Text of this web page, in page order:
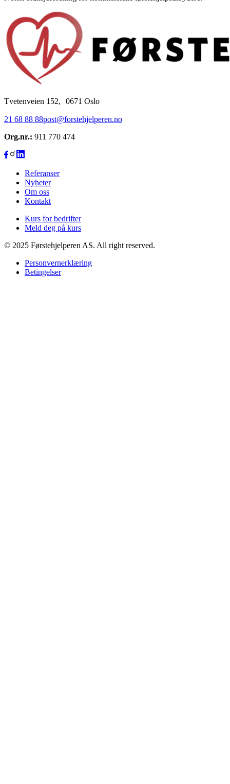
Tvetenveien 152, 0671 Oslo
21 68 88 88post@forstehjelperen.no
Org.nr.: 911 770 474
Referanser
Nyheter
Om oss
Kontakt
Kurs for bedrifter
Meld deg på kurs
© 2025 Førstehjelperen AS. All right reserved.
Personvernerklæring
Betingelser